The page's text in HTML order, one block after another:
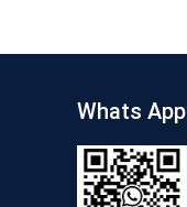
Whats App